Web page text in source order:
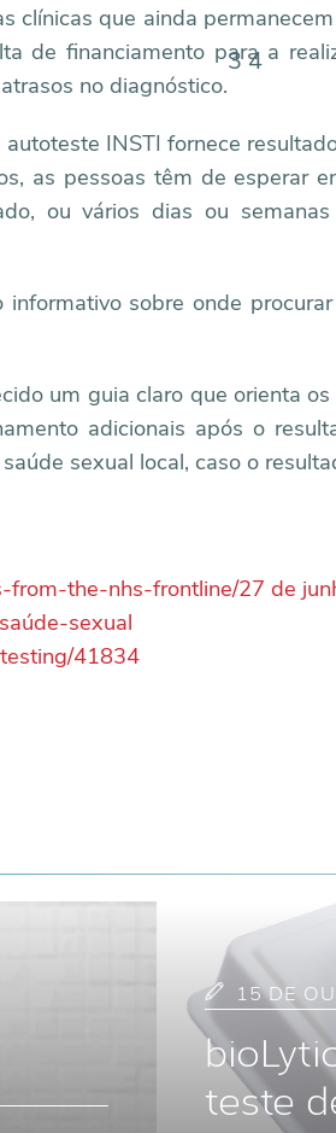
clínicas que ainda
de financiamento para a
no diagnóstico.
3 4
INSTI fornece
as pessoas têm de esperar
ou vários dias ou
sobre onde
um guia claro que orienta
adicionais após o
sexual local, caso o
the-nhs-frontline/27 de
sexual
41834
15 DE
teste